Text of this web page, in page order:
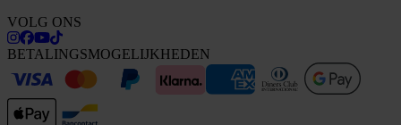
VOLG ONS
BETALINGSMOGELIJKHEDEN